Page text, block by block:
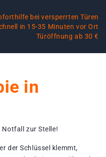
bei versperrten Türen
in 15-35 Minuten vor Ort
Türöffnung ab 30 €
in
Notfall zur Stelle!
der Schlüssel klemmt,